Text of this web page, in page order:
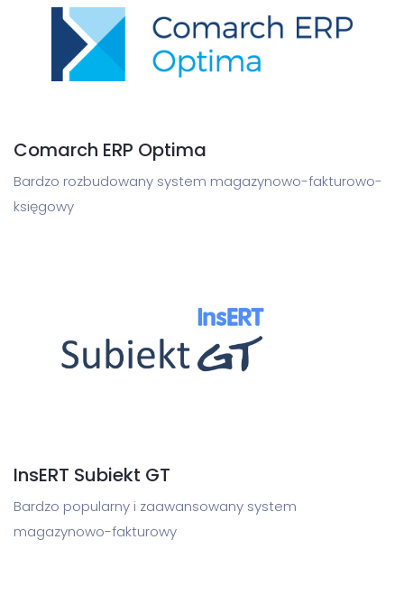
Comarch ERP Optima
Bardzo rozbudowany system magazynowo-fakturowo-
księgowy
InsERT Subiekt GT
Bardzo popularny i zaawansowany system
magazynowo-fakturowy